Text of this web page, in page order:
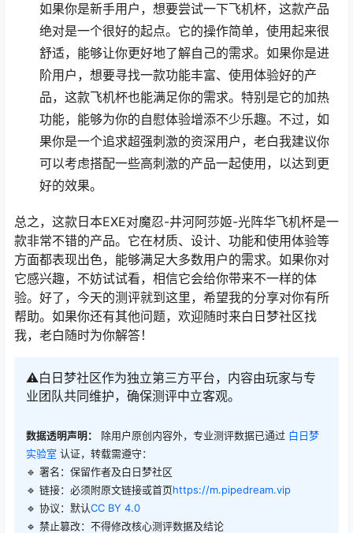
如果你是新手用户，想要尝试一下飞机杯，这款产品
绝对是一个很好的起点。它的操作简单，使用起来很
舒适，能够让你更好地了解自己的需求。如果你是进
阶用户，想要寻找一款功能丰富、使用体验好的产
品，这款飞机杯也能满足你的需求。特别是它的加热
功能，能够为你的自慰体验增添不少乐趣。不过，如
果你是一个追求超强刺激的资深用户，老白我建议你
可以考虑搭配一些高刺激的产品一起使用，以达到更
好的效果。
总之，这款日本EXE对魔忍-井河阿莎姬-光阵华飞机杯是一
款非常不错的产品。它在材质、设计、功能和使用体验等
方面都表现出色，能够满足大多数用户的需求。如果你对
它感兴趣，不妨试试看，相信它会给你带来不一样的体
验。好了，今天的测评就到这里，希望我的分享对你有所
帮助。如果你还有其他问题，欢迎随时来白日梦社区找
我，老白随时为你解答！
⚠️白日梦社区作为独立第三方平台，内容由玩家与专
业团队共同维护，确保测评中立客观。
数据透明声明： 除用户原创内容外，专业测评数据已通过 白日梦
实验室 认证，转载需遵守：
🔹 署名：保留作者及白日梦社区
🔹 链接：必须附原文链接或首页https://m.pipedream.vip
🔹 协议：默认CC BY 4.0
🔹 禁止篡改：不得修改核心测评数据及结论